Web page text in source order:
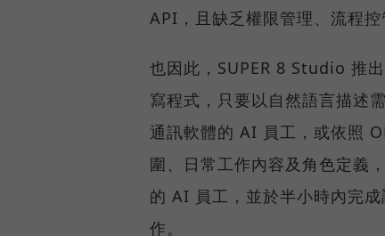
API，且缺乏權限管理、流程
也因此，SUPER 8 Studio 推
寫程式，只要以自然語言描述
通訊軟體的 AI 員工，或依照
圍、日常工作內容及角色定義
的 AI 員工，並於半小時內完
作。